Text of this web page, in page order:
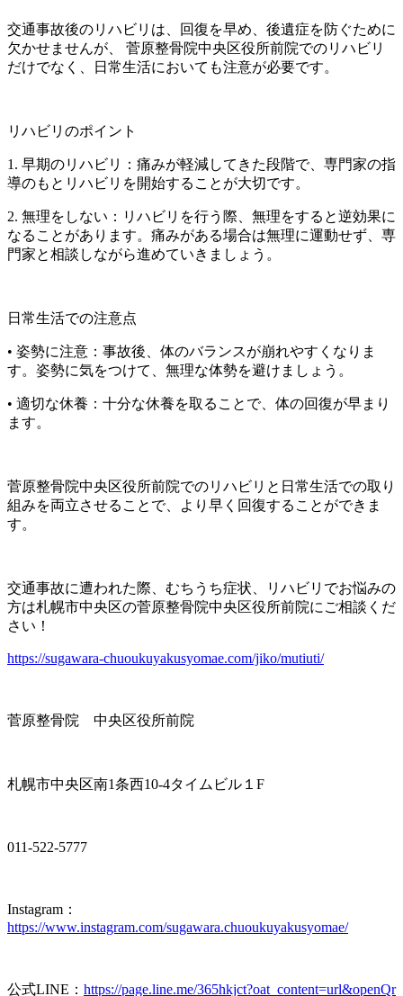
交通事故後のリハビリは、回復を早め、後遺症を防ぐために
欠かせませんが、 菅原整骨院中央区役所前院でのリハビリ
だけでなく、日常生活においても注意が必要です。
リハビリのポイント
1. 早期のリハビリ：痛みが軽減してきた段階で、専門家の指
導のもとリハビリを開始することが大切です。
2. 無理をしない：リハビリを行う際、無理をすると逆効果に
なることがあります。痛みがある場合は無理に運動せず、専
門家と相談しながら進めていきましょう。
日常生活での注意点
• 姿勢に注意：事故後、体のバランスが崩れやすくなりま
す。姿勢に気をつけて、無理な体勢を避けましょう。
• 適切な休養：十分な休養を取ることで、体の回復が早まり
ます。
菅原整骨院中央区役所前院でのリハビリと日常生活での取り
組みを両立させることで、より早く回復することができま
す。
交通事故に遭われた際、むちうち症状、リハビリでお悩みの
方は札幌市中央区の菅原整骨院中央区役所前院にご相談くだ
さい！
https://sugawara-chuoukuyakusyomae.com/jiko/mutiuti/
菅原整骨院 中央区役所前院
札幌市中央区南1条西10-4タイムビル１F
011-522-5777
Instagram：
https://www.instagram.com/sugawara.chuoukuyakusyomae/
公式LINE： https://page.line.me/365hkjct?oat_content=url&openQr